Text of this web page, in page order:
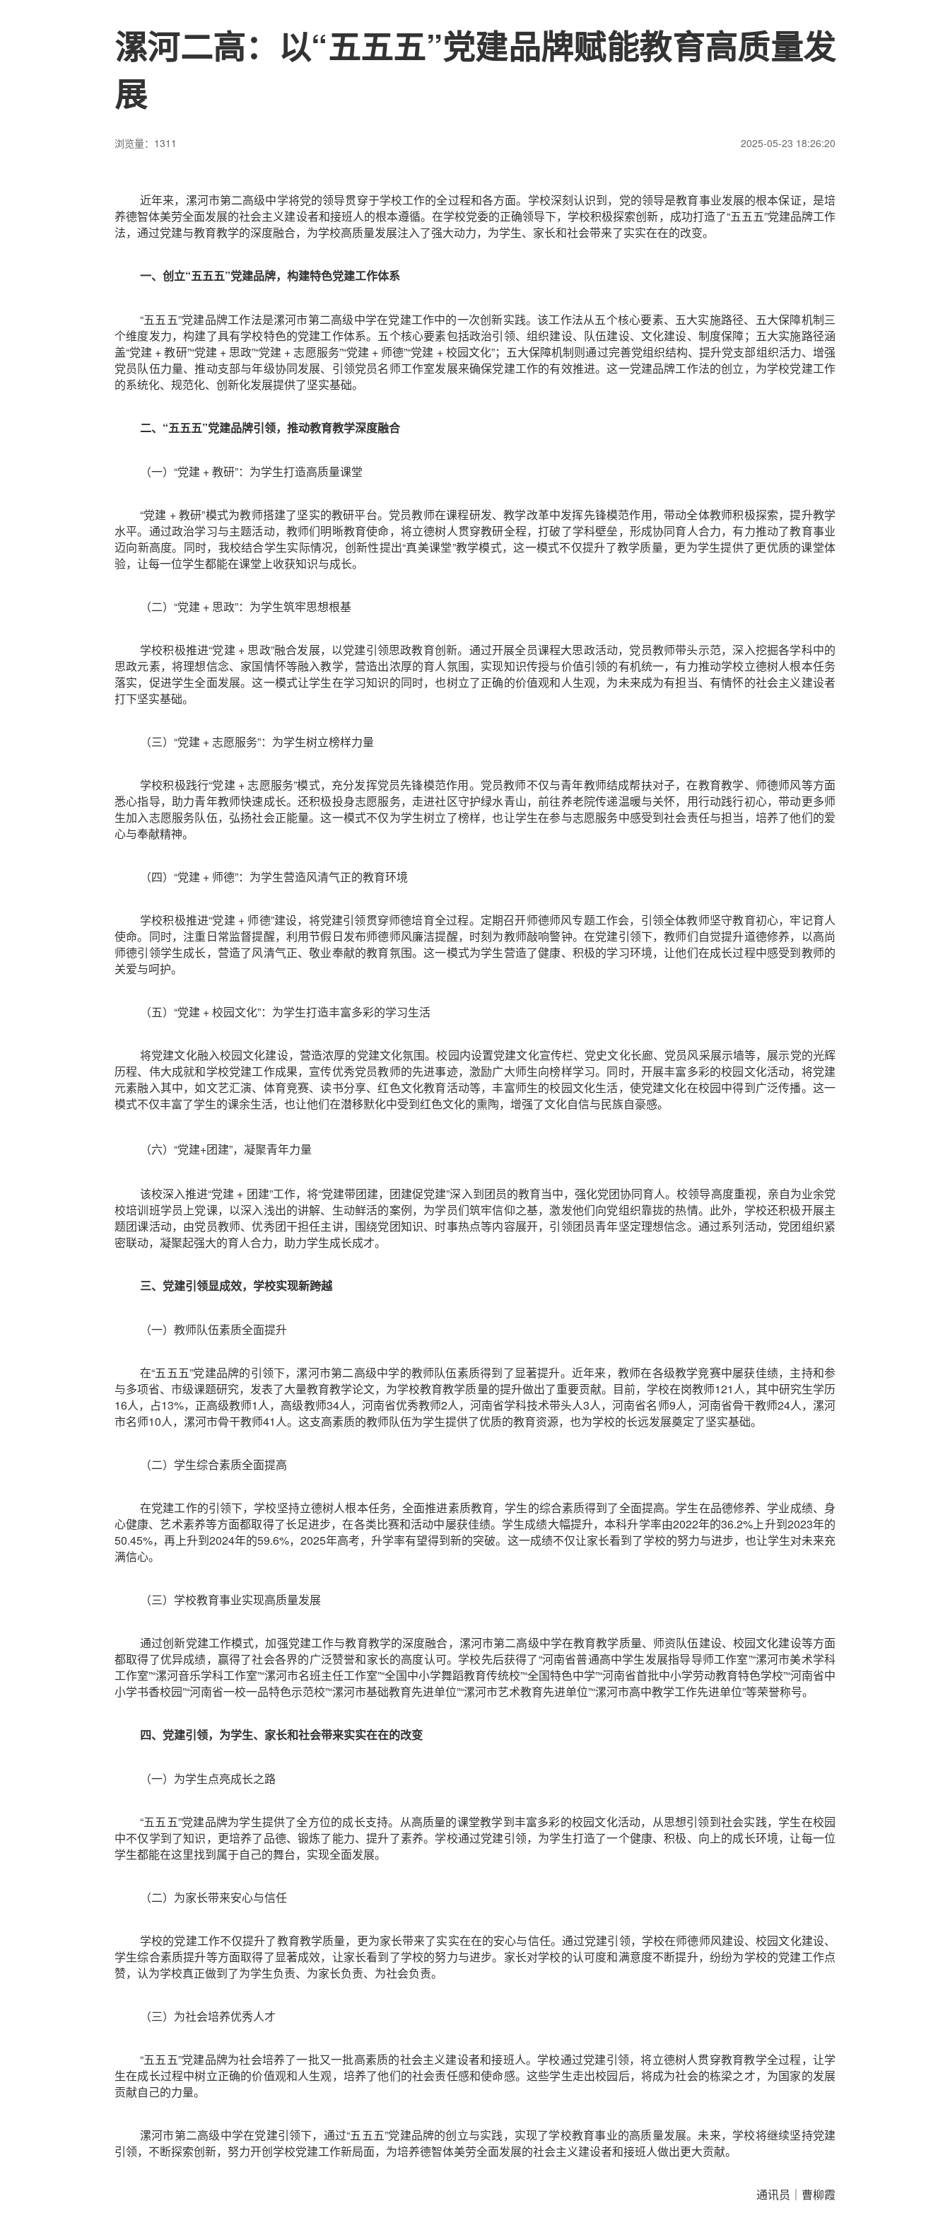
漯河二高：以“五五五”党建品牌赋能教育高质量发
展
浏览量：1311 2025-05-23 18:26:20
近年来，漯河市第二高级中学将党的领导贯穿于学校工作的全过程和各方面。学校深刻认识到，党的领导是教育事业发展的根本保证，是培
养德智体美劳全面发展的社会主义建设者和接班人的根本遵循。在学校党委的正确领导下，学校积极探索创新，成功打造了“五五五”党建品牌工作
法，通过党建与教育教学的深度融合，为学校高质量发展注入了强大动力，为学生、家长和社会带来了实实在在的改变。
一、创立“五五五”党建品牌，构建特色党建工作体系
“五五五”党建品牌工作法是漯河市第二高级中学在党建工作中的一次创新实践。该工作法从五个核心要素、五大实施路径、五大保障机制三
个维度发力，构建了具有学校特色的党建工作体系。五个核心要素包括政治引领、组织建设、队伍建设、文化建设、制度保障；五大实施路径涵
盖“党建 + 教研”“党建 + 思政”“党建 + 志愿服务”“党建 + 师德”“党建 + 校园文化”；五大保障机制则通过完善党组织结构、提升党支部组织活力、增强
党员队伍力量、推动支部与年级协同发展、引领党员名师工作室发展来确保党建工作的有效推进。这一党建品牌工作法的创立，为学校党建工作
的系统化、规范化、创新化发展提供了坚实基础。
二、“五五五”党建品牌引领，推动教育教学深度融合
（一）“党建 + 教研”：为学生打造高质量课堂
“党建 + 教研”模式为教师搭建了坚实的教研平台。党员教师在课程研发、教学改革中发挥先锋模范作用，带动全体教师积极探索，提升教学
水平。通过政治学习与主题活动，教师们明晰教育使命，将立德树人贯穿教研全程，打破了学科壁垒，形成协同育人合力，有力推动了教育事业
迈向新高度。同时，我校结合学生实际情况，创新性提出“真美课堂”教学模式，这一模式不仅提升了教学质量，更为学生提供了更优质的课堂体
验，让每一位学生都能在课堂上收获知识与成长。
（二）“党建 + 思政”：为学生筑牢思想根基
学校积极推进“党建 + 思政”融合发展，以党建引领思政教育创新。通过开展全员课程大思政活动，党员教师带头示范，深入挖掘各学科中的
思政元素，将理想信念、家国情怀等融入教学，营造出浓厚的育人氛围，实现知识传授与价值引领的有机统一，有力推动学校立德树人根本任务
落实，促进学生全面发展。这一模式让学生在学习知识的同时，也树立了正确的价值观和人生观，为未来成为有担当、有情怀的社会主义建设者
打下坚实基础。
（三）“党建 + 志愿服务”：为学生树立榜样力量
学校积极践行“党建 + 志愿服务”模式，充分发挥党员先锋模范作用。党员教师不仅与青年教师结成帮扶对子，在教育教学、师德师风等方面
悉心指导，助力青年教师快速成长。还积极投身志愿服务，走进社区守护绿水青山，前往养老院传递温暖与关怀，用行动践行初心，带动更多师
生加入志愿服务队伍，弘扬社会正能量。这一模式不仅为学生树立了榜样，也让学生在参与志愿服务中感受到社会责任与担当，培养了他们的爱
心与奉献精神。
（四）“党建 + 师德”：为学生营造风清气正的教育环境
学校积极推进“党建 + 师德”建设，将党建引领贯穿师德培育全过程。定期召开师德师风专题工作会，引领全体教师坚守教育初心，牢记育人
使命。同时，注重日常监督提醒，利用节假日发布师德师风廉洁提醒，时刻为教师敲响警钟。在党建引领下，教师们自觉提升道德修养，以高尚
师德引领学生成长，营造了风清气正、敬业奉献的教育氛围。这一模式为学生营造了健康、积极的学习环境，让他们在成长过程中感受到教师的
关爱与呵护。
（五）“党建 + 校园文化”：为学生打造丰富多彩的学习生活
将党建文化融入校园文化建设，营造浓厚的党建文化氛围。校园内设置党建文化宣传栏、党史文化长廊、党员风采展示墙等，展示党的光辉
历程、伟大成就和学校党建工作成果，宣传优秀党员教师的先进事迹，激励广大师生向榜样学习。同时，开展丰富多彩的校园文化活动，将党建
元素融入其中，如文艺汇演、体育竞赛、读书分享、红色文化教育活动等，丰富师生的校园文化生活，使党建文化在校园中得到广泛传播。这一
模式不仅丰富了学生的课余生活，也让他们在潜移默化中受到红色文化的熏陶，增强了文化自信与民族自豪感。
（六）“党建+团建”，凝聚青年力量
该校深入推进“党建 + 团建”工作，将“党建带团建，团建促党建”深入到团员的教育当中，强化党团协同育人。校领导高度重视，亲自为业余党
校培训班学员上党课，以深入浅出的讲解、生动鲜活的案例，为学员们筑牢信仰之基，激发他们向党组织靠拢的热情。此外，学校还积极开展主
题团课活动，由党员教师、优秀团干担任主讲，围绕党团知识、时事热点等内容展开，引领团员青年坚定理想信念。通过系列活动，党团组织紧
密联动，凝聚起强大的育人合力，助力学生成长成才。
三、党建引领显成效，学校实现新跨越
（一）教师队伍素质全面提升
在“五五五”党建品牌的引领下，漯河市第二高级中学的教师队伍素质得到了显著提升。近年来，教师在各级教学竞赛中屡获佳绩，主持和参
与多项省、市级课题研究，发表了大量教育教学论文，为学校教育教学质量的提升做出了重要贡献。目前，学校在岗教师121人，其中研究生学历
16人，占13%，正高级教师1人，高级教师34人，河南省优秀教师2人，河南省学科技术带头人3人，河南省名师9人，河南省骨干教师24人，漯河
市名师10人，漯河市骨干教师41人。这支高素质的教师队伍为学生提供了优质的教育资源，也为学校的长远发展奠定了坚实基础。
（二）学生综合素质全面提高
在党建工作的引领下，学校坚持立德树人根本任务，全面推进素质教育，学生的综合素质得到了全面提高。学生在品德修养、学业成绩、身
心健康、艺术素养等方面都取得了长足进步，在各类比赛和活动中屡获佳绩。学生成绩大幅提升，本科升学率由2022年的36.2%上升到2023年的
50.45%，再上升到2024年的59.6%，2025年高考，升学率有望得到新的突破。这一成绩不仅让家长看到了学校的努力与进步，也让学生对未来充
满信心。
（三）学校教育事业实现高质量发展
通过创新党建工作模式，加强党建工作与教育教学的深度融合，漯河市第二高级中学在教育教学质量、师资队伍建设、校园文化建设等方面
都取得了优异成绩，赢得了社会各界的广泛赞誉和家长的高度认可。学校先后获得了“河南省普通高中学生发展指导导师工作室”“漯河市美术学科
工作室”“漯河音乐学科工作室”“漯河市名班主任工作室”“全国中小学舞蹈教育传统校”“全国特色中学”“河南省首批中小学劳动教育特色学校”“河南省中
小学书香校园”“河南省一校一品特色示范校”“漯河市基础教育先进单位”“漯河市艺术教育先进单位”“漯河市高中教学工作先进单位”等荣誉称号。
四、党建引领，为学生、家长和社会带来实实在在的改变
（一）为学生点亮成长之路
“五五五”党建品牌为学生提供了全方位的成长支持。从高质量的课堂教学到丰富多彩的校园文化活动，从思想引领到社会实践，学生在校园
中不仅学到了知识，更培养了品德、锻炼了能力、提升了素养。学校通过党建引领，为学生打造了一个健康、积极、向上的成长环境，让每一位
学生都能在这里找到属于自己的舞台，实现全面发展。
（二）为家长带来安心与信任
学校的党建工作不仅提升了教育教学质量，更为家长带来了实实在在的安心与信任。通过党建引领，学校在师德师风建设、校园文化建设、
学生综合素质提升等方面取得了显著成效，让家长看到了学校的努力与进步。家长对学校的认可度和满意度不断提升，纷纷为学校的党建工作点
赞，认为学校真正做到了为学生负责、为家长负责、为社会负责。
（三）为社会培养优秀人才
“五五五”党建品牌为社会培养了一批又一批高素质的社会主义建设者和接班人。学校通过党建引领，将立德树人贯穿教育教学全过程，让学
生在成长过程中树立正确的价值观和人生观，培养了他们的社会责任感和使命感。这些学生走出校园后，将成为社会的栋梁之才，为国家的发展
贡献自己的力量。
漯河市第二高级中学在党建引领下，通过“五五五”党建品牌的创立与实践，实现了学校教育事业的高质量发展。未来，学校将继续坚持党建
引领，不断探索创新，努力开创学校党建工作新局面，为培养德智体美劳全面发展的社会主义建设者和接班人做出更大贡献。
通讯员｜ 曹柳霞